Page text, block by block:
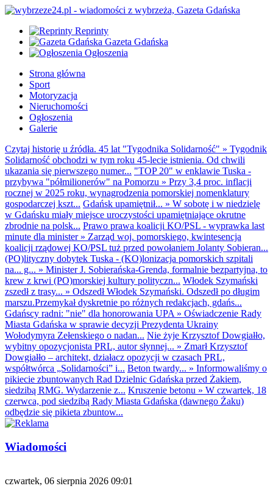
Reprinty
Gazeta Gdańska
Ogłoszenia
Strona główna
Sport
Motoryzacja
Nieruchomości
Ogłoszenia
Galerie
Czytaj historię u źródła. 45 lat "Tygodnika Solidarność" » Tygodnik
Solidarność obchodzi w tym roku 45-lecie istnienia. Od chwili
ukazania się pierwszego numer... "TOP 20" w enklawie Tuska -
przybywa "półmilionerów" na Pomorzu » Przy 3,4 proc. inflacji
rocznej w 2025 roku, wynagrodzenia pomorskiej nomenklatury
gospodarczej kszt... Gdańsk upamiętnił... » W sobotę i w niedzielę
w Gdańsku miały miejsce uroczystości upamiętniające okrutne
zbrodnie na polsk... Prawo prawa koalicji KO/PSL - wyprawka last
minute dla minister» Zarząd woj. pomorskiego, kwintesencja
koalicji rządowej KO/PSL tuż przed powołaniem Jolanty Sobieran...
(PO)lityczny dobytek Tuska - (KO)lonizacja pomorskich szpitali
na... g... » Minister J. Sobierańska-Grenda, formalnie bezpartyjna, to
krew z krwi (PO)morskiej kultury polityczn... Włodek Szymański
zszedł z trasy... » Odszedł Włodek Szymański. Odszedł po długim
marszu.Przemykał dyskretnie po różnych redakcjach, gdańs...
Gdańscy radni: "nie" dla honorowania UPA » Oświadczenie Rady
Miasta Gdańska w sprawie decyzji Prezydenta Ukrainy
Wołodymyra Zełenskiego o nadan... Nie żyje Krzysztof Dowgiałło,
wybitny opozycjonista PRL, autor słynnej... » Zmarł Krzysztof
Dowgiałło – architekt, działacz opozycji w czasach PRL,
współtwórca „Solidarności” i... Beton twardy... » Informowaliśmy o
pikiecie zbuntowanych Rad Dzielnic Gdańska przed Żakiem,
siedzibą RMG. Wydarzenie z... Kruszenie betonu » W czwartek, 18
czerwca, pod siedzibą Rady Miasta Gdańska (dawnego Żaku)
odbędzie się pikieta zbuntow...
Wiadomości
czwartek, 06 sierpnia 2026 09:01